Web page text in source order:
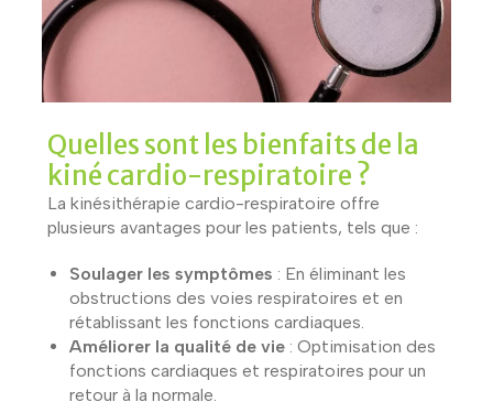
Quelles sont les bienfaits de la
kiné cardio-respiratoire ?
La kinésithérapie cardio-respiratoire offre
plusieurs avantages pour les patients, tels que :
Soulager les symptômes : En éliminant les
obstructions des voies respiratoires et en
rétablissant les fonctions cardiaques.
Améliorer la qualité de vie : Optimisation des
fonctions cardiaques et respiratoires pour un
retour à la normale.